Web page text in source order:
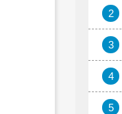
2
3
4
5